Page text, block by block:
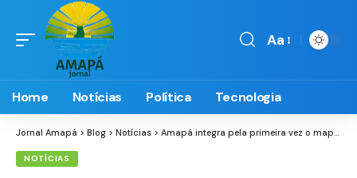
Font
Aa
Home Notícias Política Tecnologia
Jornal Amapá > Blog > Notícias > Amapá integra pela primeira vez o mapa nacional de monitoramento de secas
NOTÍCIAS